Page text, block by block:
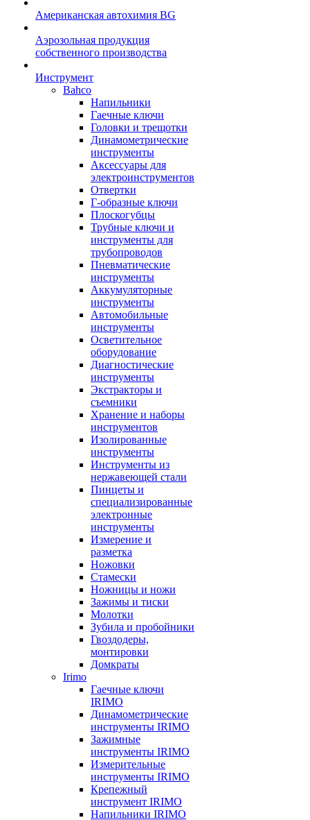
Американская автохимия BG
Аэрозольная продукция
собственного производства
Инструмент
Bahco
Напильники
Гаечные ключи
Головки и трещотки
Динамометрические
инструменты
Аксессуары для
электроинструментов
Отвертки
Г-образные ключи
Плоскогубцы
Трубные ключи и
инструменты для
трубопроводов
Пневматические
инструменты
Аккумуляторные
инструменты
Автомобильные
инструменты
Осветительное
оборудование
Диагностические
инструменты
Экстракторы и
съемники
Хранение и наборы
инструментов
Изолированные
инструменты
Инструменты из
нержавеющей стали
Пинцеты и
специализированные
электронные
инструменты
Измерение и
разметка
Ножовки
Стамески
Ножницы и ножи
Зажимы и тиски
Молотки
Зубила и пробойники
Гвоздодеры,
монтировки
Домкраты
Irimo
Гаечные ключи
IRIMO
Динамометрические
инструменты IRIMO
Зажимные
инструменты IRIMO
Измерительные
инструменты IRIMO
Крепежный
инструмент IRIMO
Напильники IRIMO